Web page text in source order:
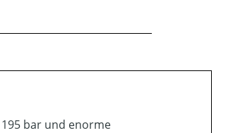
bar und enorme